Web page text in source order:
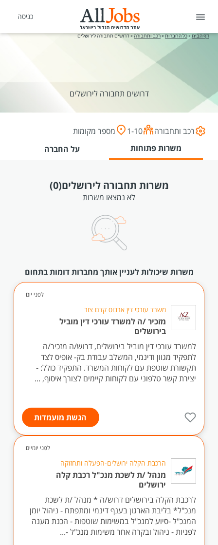
כניסה
דף הבית »כל החברות »רכב ותחבורה »דרושים תחבורה לירושלים
דרושים תחבורה לירושלים
רכב ותחבורה 1-10
מספר מקומות
משרות פתוחות
על החברה
משרות תחבורה לירושלים(0)
לא נמצאו משרות
משרות שיכולות לעניין אותך מחברות דומות בתחום
לפני יום
משרד עורכי דין ארבוס קדם צור
מזכיר /ה למשרד עורכי דין מוביל
בירושלים
למשרד עורכי דין מוביל בירושלים, דרוש/ה מזכיר/ה
לתפקיד מגוון ודינמי, המשלב עבודת בק- אופיס לצד
תקשורת שוטפת עם לקוחות המשרד. התפקיד כולל: -
יצירת קשר טלפוני עם לקוחות קיימים לצורך איסוף, ...
הגשת מועמדות
לפני יומיים
הרכבת הקלה ירושלים-הפעלה ותחזוקה
מנהל /ת לשכת מנכ"ל רכבת קלה
ירושלים
לרכבת הקלה בירושלים דרוש/ה * מנהל /ת לשכת
מנכ"ל* בליבת הארגון בענף דינמי ומתפתח - ניהול יומן
המנכ"ל -סיוע למנכ"ל במשימות שוטפות - הכנת מענה
לפניות - ניהול ובקרה אחר משימות מנכ"ל -...